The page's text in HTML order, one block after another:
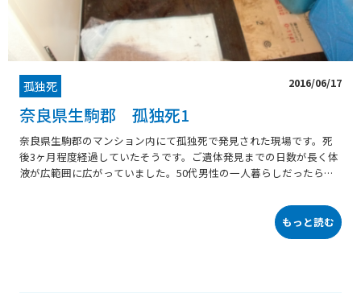
孤独死 2016/06/17
奈良県生駒郡 孤独死1
奈良県生駒郡のマンション内にて孤独死で発見された現場です。死
後3ヶ月程度経過していたそうです。ご遺体発見までの日数が長く体
液が広範囲に広がっていました。50代男性の一人暮らしだったらし
遺体のあった玄関周辺の残置物撤去、消毒、清掃を行なっていきま
す。CFがダークブラウンの為、清掃前後の見た目が分かりにくいで
すが死後3ヶ月経過で床がCFということから、CF下にまで体液が侵
もっと読む